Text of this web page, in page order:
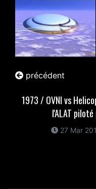
précédent
1973 / OVNI vs
l'ALAT piloté
27 Mar